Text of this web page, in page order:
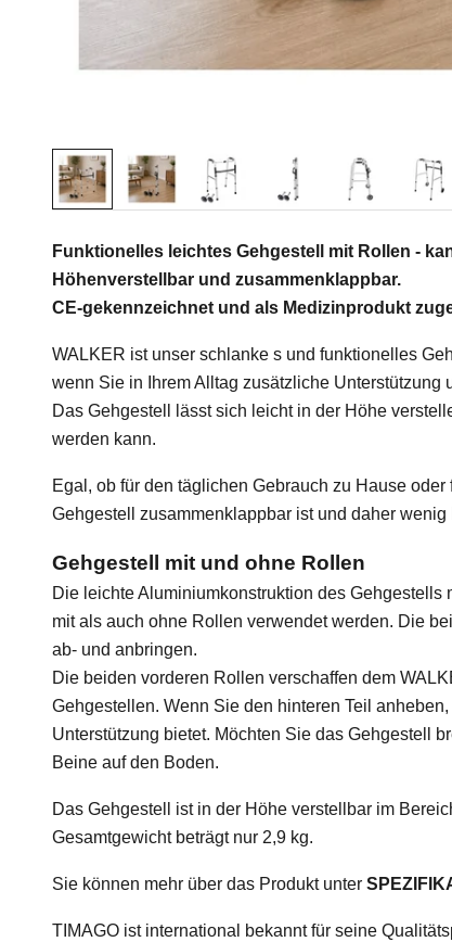
Funktionelles leichtes Gehgestell mit Rollen -
Höhenverstellbar und zusammenklappbar.
CE-gekennzeichnet und als Medizinprodukt
WALKER ist unser schlanke s und funktionelles
wenn Sie in Ihrem Alltag zusätzliche Unterstützung
Das Gehgestell lässt sich leicht in der Höhe
werden kann.
Egal, ob für den täglichen Gebrauch zu Hause
Gehgestell zusammenklappbar ist und daher wenig
Gehgestell mit und ohne Rollen
Die leichte Aluminiumkonstruktion des
mit als auch ohne Rollen verwendet werden. Die
ab- und anbringen.
Die beiden vorderen Rollen verschaffen dem
Gehgestellen. Wenn Sie den hinteren Teil
Unterstützung bietet. Möchten Sie das Gehgestell
Beine auf den Boden.
Das Gehgestell ist in der Höhe verstellbar im
Gesamtgewicht beträgt nur 2,9 kg.
Sie können mehr über das Produkt unter
TIMAGO ist international bekannt für seine